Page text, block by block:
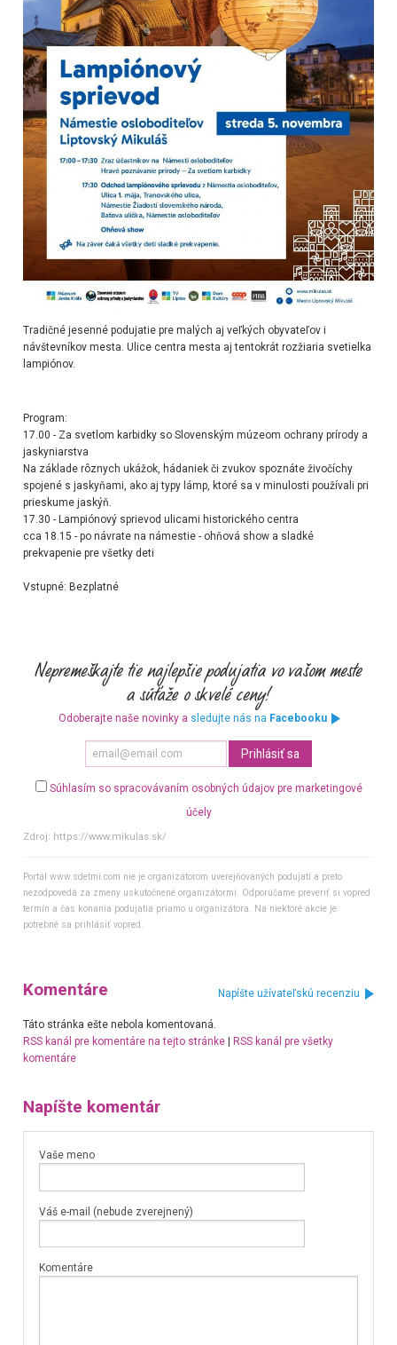
Tradičné jesenné podujatie pre malých aj veľkých obyvateľov i
návštevníkov mesta. Ulice centra mesta aj tentokrát rozžiaria svetielka
lampiónov.
Program:
17.00 - Za svetlom karbidky so Slovenským múzeom ochrany prírody a
jaskyniarstva
Na základe rôznych ukážok, hádaniek či zvukov spoznáte živočíchy
spojené s jaskyňami, ako aj typy lámp, ktoré sa v minulosti používali pri
prieskume jaskýň.
17.30 - Lampiónový sprievod ulicami historického centra
cca 18.15 - po návrate na námestie - ohňová show a sladké
prekvapenie pre všetky deti
Vstupné: Bezplatné
Odoberajte naše novinky a sledujte nás na Facebooku
Súhlasím so spracovávaním osobných údajov pre marketingové
účely
Zdroj: https://www.mikulas.sk/
Portál www.sdetmi.com nie je organizátorom uverejňovaných podujatí a preto
nezodpovedá za zmeny uskutočnené organizátormi. Odporúčame preveriť si vopred
termín a čas konania podujatia priamo u organizátora. Na niektoré akcie je
potrebné sa prihlásiť vopred.
Komentáre Napíšte užívateľskú recenziu
Táto stránka ešte nebola komentovaná.
RSS kanál pre komentáre na tejto stránke|
RSS kanál pre všetky
komentáre
Napíšte komentár
Vaše meno
Váš e-mail (nebude zverejnený)
Komentáre